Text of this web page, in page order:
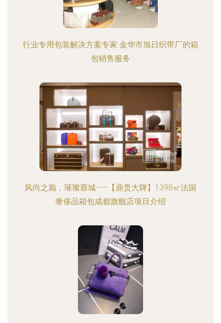
行业专用包装解决方案专家 金华市旭日织带厂的箱
包销售服务
风尚之巅，璀璨蓉城——【鼎贵大牌】1398㎡法国
奢侈品箱包成都旗舰店项目介绍